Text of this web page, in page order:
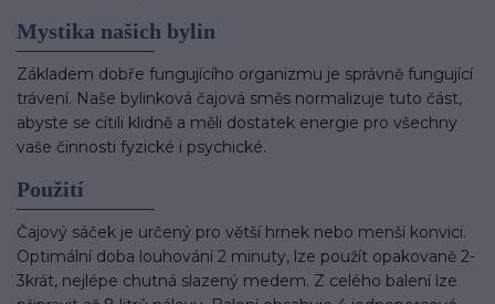
Mystika našich bylin
Základem dobře fungujícího organizmu je správně fungující
trávení. Naše bylinková čajová směs normalizuje tuto část,
abyste se cítili klidně a měli dostatek energie pro všechny
vaše činnosti fyzické i psychické.
Použití
Čajový sáček je určený pro větší hrnek nebo menší konvici.
Optimální doba louhování 2 minuty, lze použít opakovaně 2-
3krát, nejlépe chutná slazený medem. Z celého balení lze